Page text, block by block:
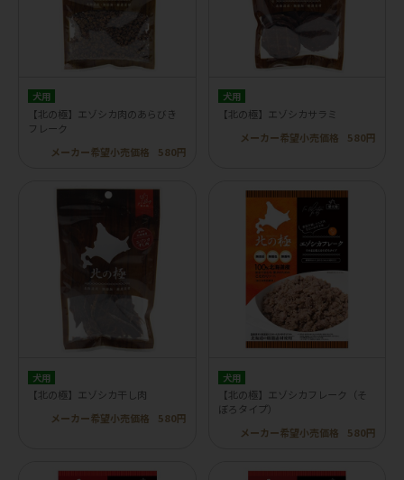
犬用
【北の極】エゾシカ肉のあらびき
フレーク
メーカー希望小売価格
580円
犬用
【北の極】エゾシカサラミ
メーカー希望小売価格
580円
犬用
【北の極】エゾシカ干し肉
メーカー希望小売価格
580円
犬用
【北の極】エゾシカフレーク（そ
ぼろタイプ）
メーカー希望小売価格
580円